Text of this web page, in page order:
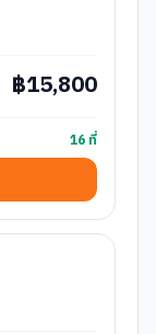
฿15,800
16 ที่